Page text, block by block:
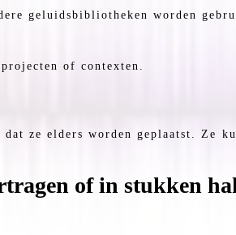
geluidsbibliotheken worden
of contexten.
ze elders worden geplaatst. Ze
of in stukken